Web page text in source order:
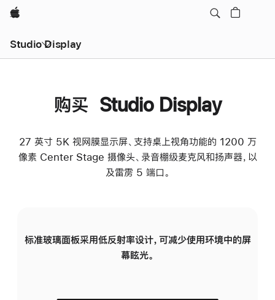
Apple
Studio Display
购买 Studio Display
27 英寸 5K 视网膜显示屏、支持桌上视角功能的 1200 万
像素 Center Stage 摄像头、录音棚级麦克风和扬声器，以
及雷雳 5 端口。
标准玻璃面板采用低反射率设计，可减少使用环境中的屏
幕眩光。